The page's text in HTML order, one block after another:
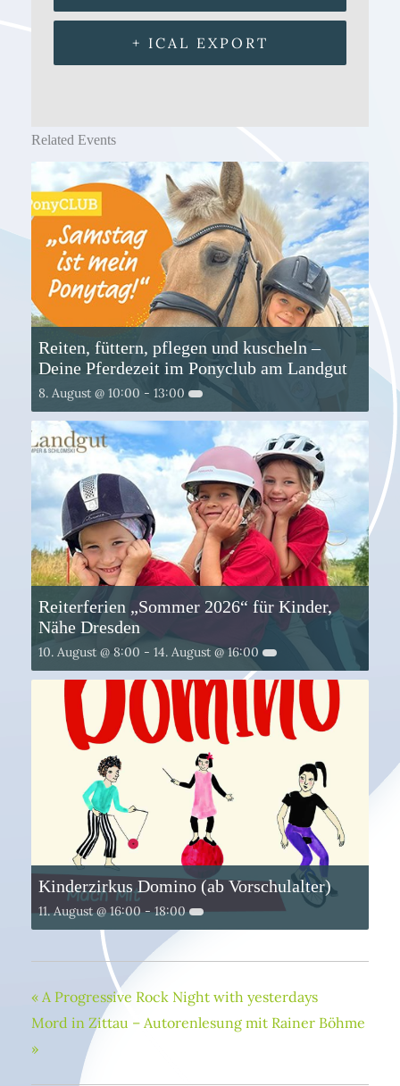
+ ICAL EXPORT
Related Events
Reiten, füttern, pflegen und kuscheln –
Deine Pferdezeit im Ponyclub am Landgut
8. August @ 10:00 - 13:00
Reiterferien „Sommer 2026“ für Kinder,
Nähe Dresden
10. August @ 8:00 - 14. August @ 16:00
Kinderzirkus Domino (ab Vorschulalter)
11. August @ 16:00-18:00
« A Progressive Rock Night with yesterdays
Mord in Zittau – Autorenlesung mit Rainer Böhme
»